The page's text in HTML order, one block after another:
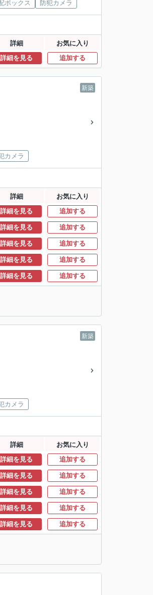
ボックス 防犯カメラ
詳細 お気に入り
詳細を見る 追加する
新築
カメラ
詳細 お気に入り
詳細を見る 追加する
詳細を見る 追加する
詳細を見る 追加する
詳細を見る 追加する
詳細を見る 追加する
新築
カメラ
詳細 お気に入り
詳細を見る 追加する
詳細を見る 追加する
詳細を見る 追加する
詳細を見る 追加する
詳細を見る 追加する